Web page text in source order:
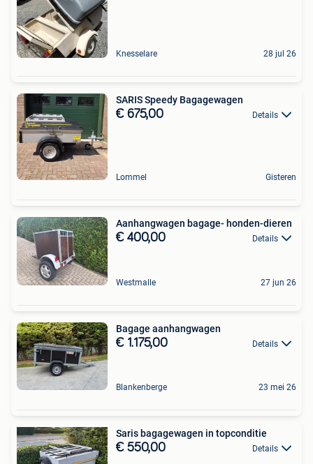
Knesselare 28 jul 26
SARIS Speedy Bagagewagen
€ 675,00 Details
Lommel Gisteren
Aanhangwagen bagage- honden-dieren
€ 400,00 Details
Westmalle 27 jun 26
Bagage aanhangwagen
€ 1.175,00 Details
Blankenberge 23 mei 26
Saris bagagewagen in topconditie
€ 550,00 Details